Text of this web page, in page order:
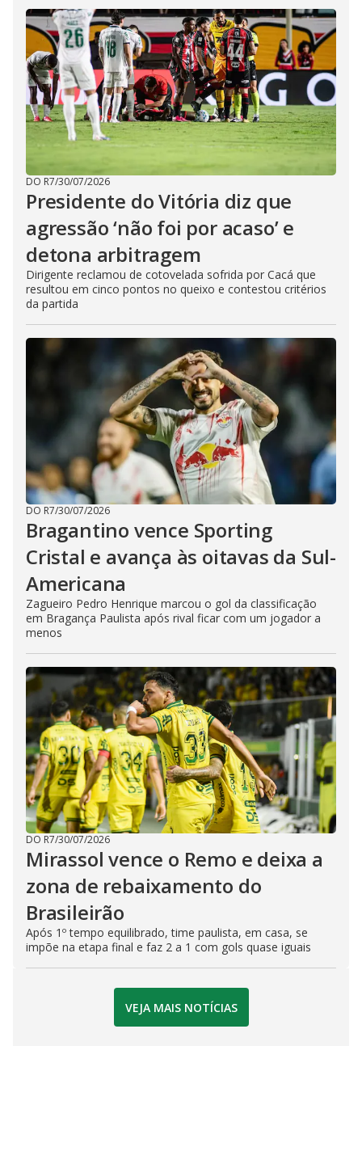
DO R7/30/07/2026
Presidente do Vitória diz que
agressão ‘não foi por acaso’ e
detona arbitragem
Dirigente reclamou de cotovelada sofrida por Cacá que
resultou em cinco pontos no queixo e contestou critérios
da partida
DO R7/30/07/2026
Bragantino vence Sporting
Cristal e avança às oitavas da Sul-
Americana
Zagueiro Pedro Henrique marcou o gol da classificação
em Bragança Paulista após rival ficar com um jogador a
menos
DO R7/30/07/2026
Mirassol vence o Remo e deixa a
zona de rebaixamento do
Brasileirão
Após 1º tempo equilibrado, time paulista, em casa, se
impõe na etapa final e faz 2 a 1 com gols quase iguais
VEJA MAIS NOTÍCIAS